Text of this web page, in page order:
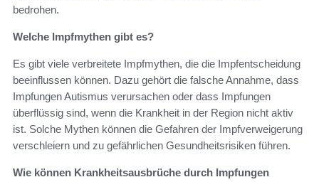
bedrohen.
Welche Impfmythen gibt es?
Es gibt viele verbreitete Impfmythen, die die Impfentscheidung
beeinflussen können. Dazu gehört die falsche Annahme, dass
Impfungen Autismus verursachen oder dass Impfungen
überflüssig sind, wenn die Krankheit in der Region nicht aktiv
ist. Solche Mythen können die Gefahren der Impfverweigerung
verschleiern und zu gefährlichen Gesundheitsrisiken führen.
Wie können Krankheitsausbrüche durch Impfungen